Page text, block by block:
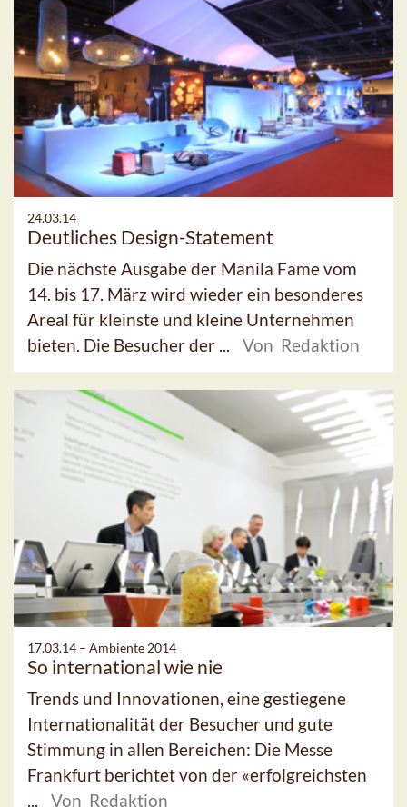
24.03.14
Deutliches Design-Statement
Die nächste Ausgabe der Manila Fame vom
14. bis 17. März wird wieder ein besonderes
Areal für kleinste und kleine Unternehmen
bieten. Die Besucher der ...
Von Redaktion
17.03.14 – Ambiente 2014
So international wie nie
Trends und Innovationen, eine gestiegene
Internationalität der Besucher und gute
Stimmung in allen Bereichen: Die Messe
Frankfurt berichtet von der «erfolgreichsten
...
Von Redaktion